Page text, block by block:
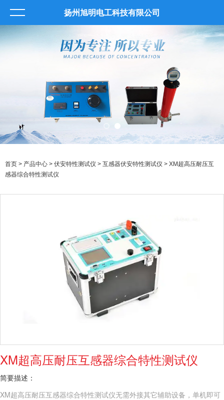
扬州旭明电工科技有限公司
首页 > 产品中心 > 伏安特性测试仪 > 互感器伏安特性测试仪 > XM超高压耐压互
感器综合特性测试仪
XM超高压耐压互感器综合特性测试仪
简要描述：
XM超高压耐压互感器综合特性测试仪无需外接其它辅助设备，单机即可